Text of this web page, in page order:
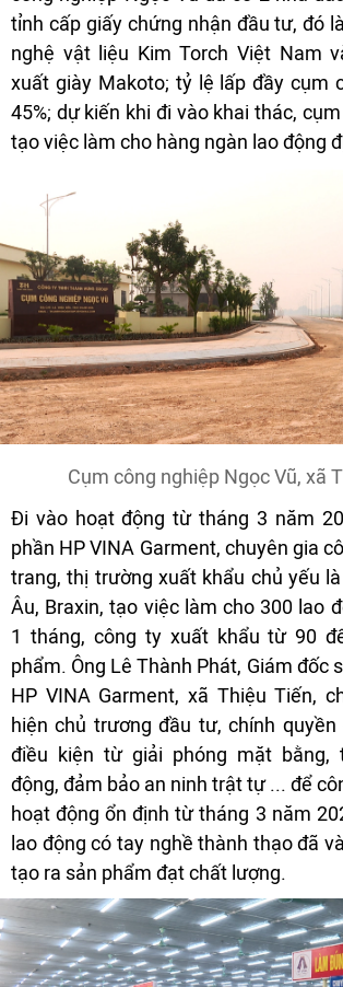
tỉnh cấp giấy chứng nhận đầu tư, đó
nghệ vật liệu Kim Torch Việt Nam
xuất giày Makoto; tỷ lệ lấp đầy cụm
45%; dự kiến khi đi vào khai thác,
tạo việc làm cho hàng ngàn lao động
Cụm công nghiệp Ngọc Vũ, xã
Đi vào hoạt động từ tháng 3 năm
phần HP VINA Garment, chuyên gia
trang, thị trường xuất khẩu chủ yếu
Âu, Braxin, tạo việc làm cho 300 lao
1 tháng, công ty xuất khẩu từ 90
phẩm. Ông Lê Thành Phát, Giám đốc
HP VINA Garment, xã Thiệu Tiến,
hiện chủ trương đầu tư, chính
điều kiện từ giải phóng mặt bằng,
động, đảm bảo an ninh trật tự ... để
hoạt động ổn định từ tháng 3 năm
lao động có tay nghề thành thạo đã
tạo ra sản phẩm đạt chất lượng.